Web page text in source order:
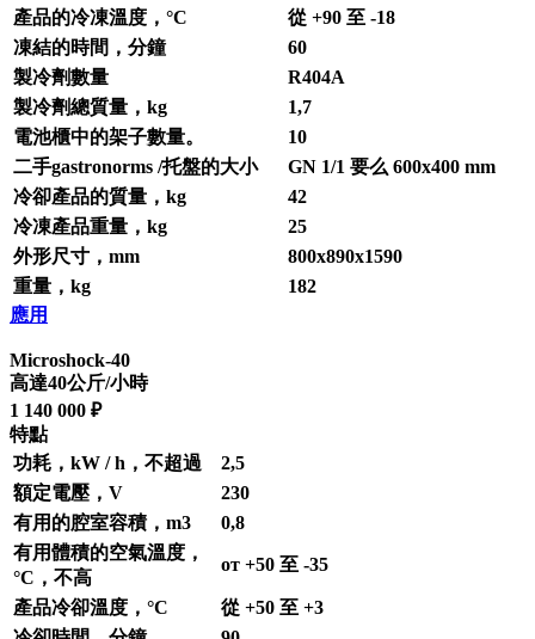
產品的冷凍溫度，°С
從 +90 至 -18
凍結的時間，分鐘
60
製冷劑數量
R404A
製冷劑總質量，kg
1,7
電池櫃中的架子數量。
10
二手gastronorms /托盤的大小
GN 1/1 要么 600х400 mm
冷卻產品的質量，kg
42
冷凍產品重量，kg
25
外形尺寸，mm
800х890х1590
重量，kg
182
應用
Microshock-40
高達40公斤/小時
1 140 000 ₽
特點
功耗，kW / h，不超過
2,5
額定電壓，V
230
有用的腔室容積，m3
0,8
有用體積的空氣溫度，
°С，不高
от +50 至 -35
產品冷卻溫度，°С
從 +50 至 +3